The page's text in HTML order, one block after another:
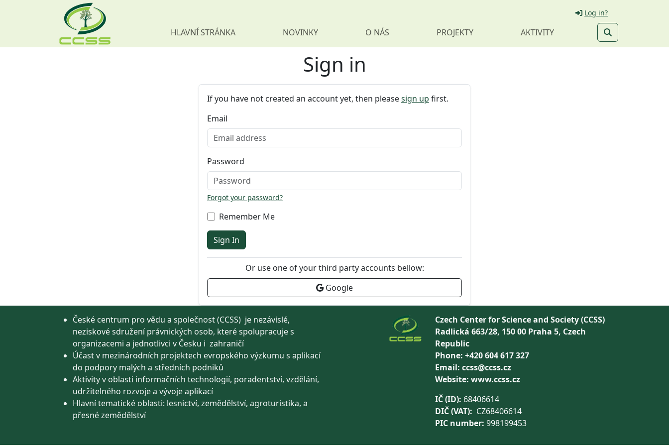
Log in?
HLAVNÍ STRÁNKA NOVINKY O NÁS PROJEKTY AKTIVITY
Sign in
If you have not created an account yet, then pleasesign up first.
Email
Password
Forgot your password?
Remember Me
Sign In
Or use one of your third party accounts bellow:
Google
České centrum pro vědu a společnost (CCSS) je nezávislé,
neziskové sdružení právnických osob, které spolupracuje s
organizacemi a jednotlivci v Česku i zahraničí
Účast v mezinárodních projektech evropského výzkumu s aplikací
do podpory malých a středních podniků
Aktivity v oblasti informačních technologií, poradentství, vzdělání,
udržitelného rozvoje a vývoje aplikací
Hlavní tematické oblasti: lesnictví, zemědělství, agroturistika, a
přesné zemědělství
Czech Center for Science and Society (CCSS)
Radlická 663/28, 150 00 Praha 5, Czech
Republic
Phone: +420 604 617 327
Email: ccss@ccss.cz
Website: www.ccss.cz
IČ (ID): 68406614
DIČ (VAT): CZ68406614
PIC number: 998199453